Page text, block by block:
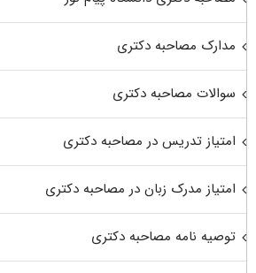
مدارک مصاحبه دکتری
سوالات مصاحبه دکتری
امتیاز تدریس در مصاحبه دکتری
امتیاز مدرک زبان در مصاحبه دکتری
توصیه نامه مصاحبه دکتری